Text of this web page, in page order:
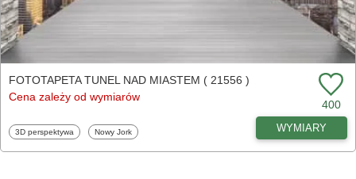
FOTOTAPETA TUNEL NAD MIASTEM ( 21556 )
Cena zależy od wymiarów
400
Fototapety
3D perspektywa Fototapety
Nowy Jork WYMIARY